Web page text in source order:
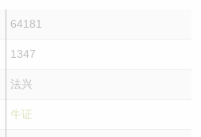
64181
1347
法兴
牛证